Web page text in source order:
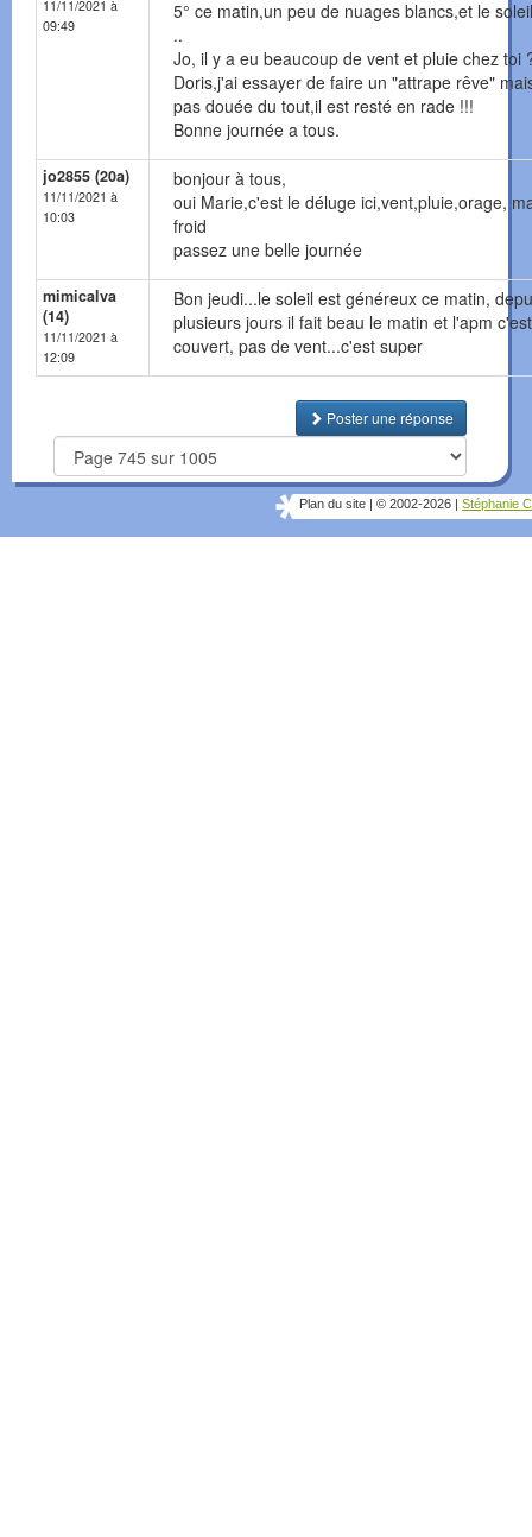
11/11/2021 à
09:49
5° ce matin,un peu de nuages blancs,et le
..
Jo, il y a eu beaucoup de vent et pluie chez toi
Doris,j'ai essayer de faire un "attrape rêve"
pas douée du tout,il est resté en rade !!!
Bonne journée a tous.
jo2855 (20a)
11/11/2021 à
10:03
bonjour à tous,
oui Marie,c'est le déluge ici,vent,pluie,orage,
froid
passez une belle journée
mimicalva
(14)
11/11/2021 à
12:09
Bon jeudi...le soleil est généreux ce matin,
plusieurs jours il fait beau le matin et l'apm c'est
couvert, pas de vent...c'est super
Poster une réponse
Plan du site © 2002-2026 Stéphanie C